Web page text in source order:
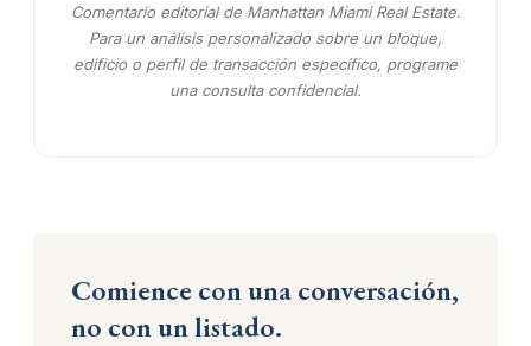
Comentario editorial de Manhattan Miami Real Estate.
Para un análisis personalizado sobre un bloque,
edificio o perfil de transacción específico, programe
una consulta confidencial.
Comience con una conversación,
no con un listado.